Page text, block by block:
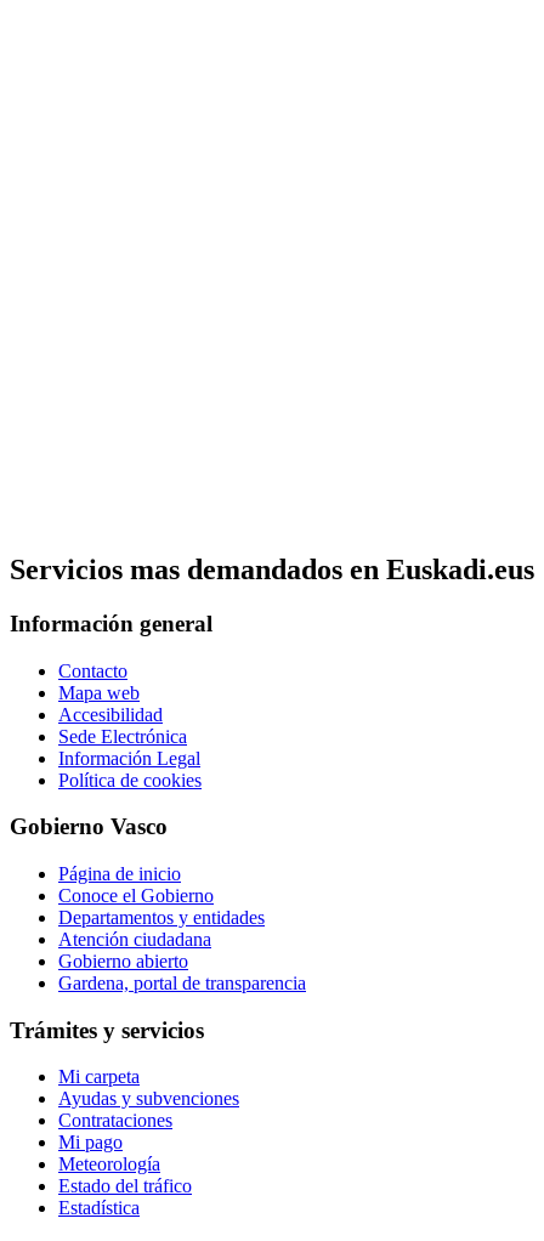
Servicios mas demandados en Euskadi.eus
Información general
Contacto
Mapa web
Accesibilidad
Sede Electrónica
Información Legal
Política de cookies
Gobierno Vasco
Página de inicio
Conoce el Gobierno
Departamentos y entidades
Atención ciudadana
Gobierno abierto
Gardena, portal de transparencia
Trámites y servicios
Mi carpeta
Ayudas y subvenciones
Contrataciones
Mi pago
Meteorología
Estado del tráfico
Estadística